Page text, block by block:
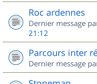
Roc ardennes
Dernier message
21:12
Parcours inter
Dernier message